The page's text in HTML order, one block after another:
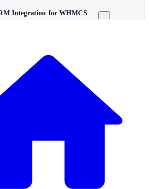
Integration for WHMCS